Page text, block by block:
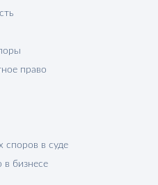
право
споров в суде
в бизнесе